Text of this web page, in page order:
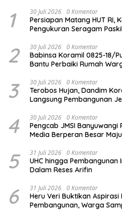
1 30 Juli 2026 0 Komentar
Persiapan Matang HUT RI,
Pengukuran Seragam
2 30 Juli 2026 0 Komentar
Babinsa Koramil 0825-18/
Bantu Perbaiki Rumah
3 30 Juli 2026 0 Komentar
Terobos Hujan, Dandim
Langsung Pembangunan
4 30 Juli 2026 0 Komentar
Pengcab JMSI Banyuwangi
Media Berperan Besar
5 31 Juli 2026 0 Komentar
UHC hingga
Dalam Reses Arifin
6 31 Juli 2026 0 Komentar
Heru Veri Buktikan Aspirasi
Pembangunan, Warga